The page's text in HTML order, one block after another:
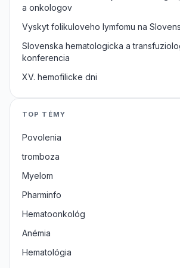
a onkologov
Vyskyt folikuloveho lymfomu na
Slovenska hematologicka a
konferencia
XV. hemofilicke dni
TOP TÉMY
Povolenia
tromboza
Myelom
Pharminfo
Hematoonkológ
Anémia
Hematológia